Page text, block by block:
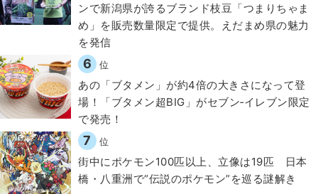
ンで新潟県が誇るブランド枝豆「つまりちゃま
め」を販売数量限定で提供。えだまめ県の魅力
を発信
6 位
あの「ブタメン」が約4倍の大きさになって登
場！「ブタメン超BIG」がセブン‐イレブン限定
で発売！
7 位
街中にポケモン100匹以上、立像は19匹 日本
橋・八重洲で“伝説のポケモン”を巡る謎解き